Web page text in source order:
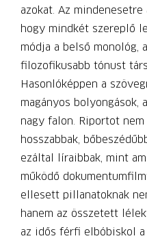
azokat. Az
hogy mindkét szereplő
módja a belső monológ,
filozofikusabb tónust
Hasonlóképpen a
magányos bolyongások,
nagy falon. Riportot
hosszabbak,
ezáltal líraibbak, mint
működő
ellesett pillanatoknak
hanem az összetett
az idős férfi elbóbiskol